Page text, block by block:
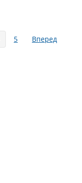
5 Вперед